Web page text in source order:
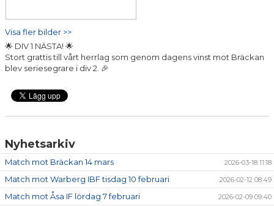
Visa fler bilder >>
🌟 DIV 1 NÄSTA! 🌟
Stort grattis till vårt herrlag som genom dagens vinst mot Bräckan
blev seriesegrare i div 2. 🎉
Nyhetsarkiv
Match mot Bräckan 14 mars 2026-03-18 11:18
Match mot Warberg IBF tisdag 10 februari 2026-02-12 08:49
Match mot Åsa IF lördag 7 februari 2026-02-09 09:40